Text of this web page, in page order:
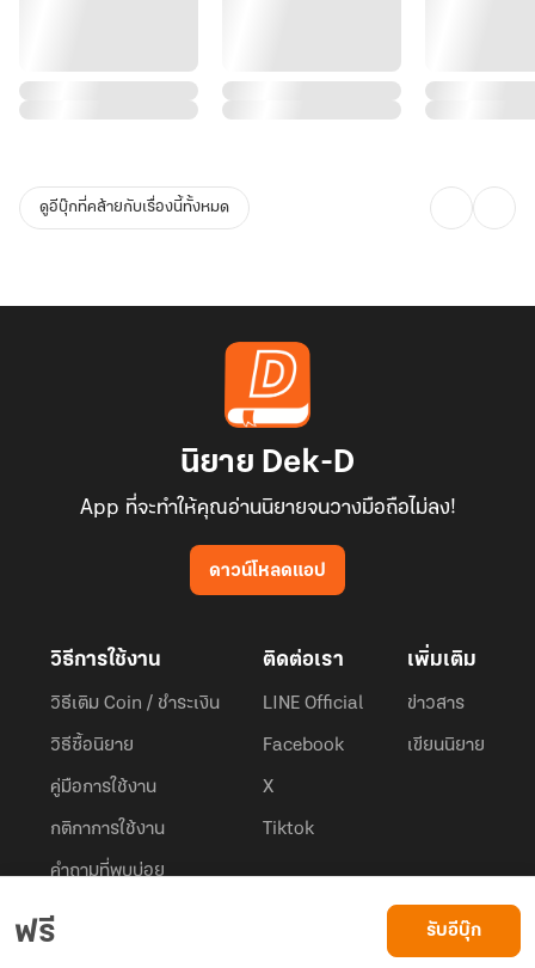
ฟรี รับอีบุ๊ก
ดูอีบุ๊กที่คล้ายกับเรื่องนี้ทั้งหมด
นิยาย Dek-D
App ที่จะทำให้คุณอ่านนิยายจนวางมือถือไม่ลง!
ดาวน์โหลดแอป
วิธีการใช้งาน
วิธีเติม Coin / ชำระเงิน
วิธีซื้อนิยาย
คู่มือการใช้งาน
กติกาการใช้งาน
คำถามที่พบบ่อย
ติดต่อเรา
LINE Official
Facebook
X
Tiktok
เพิ่มเติม
ข่าวสาร
เขียนนิยาย
Privacy Policy
Dek-D.com ใช้คุกกี้เพื่อพัฒนาประสบการณ์ของ ผู้ใช้ให้ดียิ่งขึ้น
เรียนรู้เพิ่มเติมที่นี่
ยอมรับ